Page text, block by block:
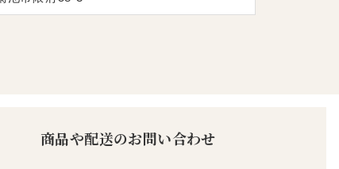
商品や配送のお問い合わせ